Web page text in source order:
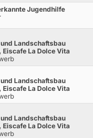
Jugendhilfe
Landschaftsbau
Eiscafe La Dolce Vita
Landschaftsbau
Eiscafe La Dolce Vita
Landschaftsbau
Eiscafe La Dolce Vita